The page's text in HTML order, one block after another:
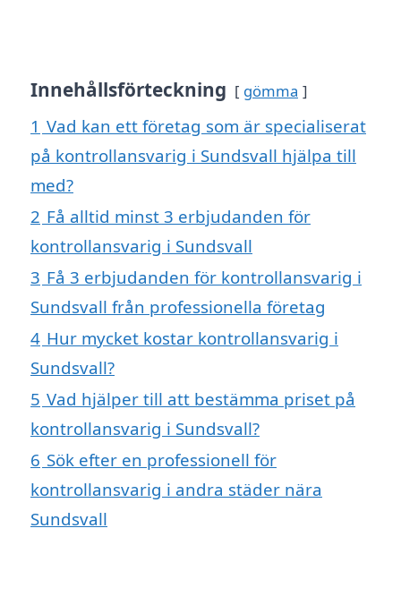
Innehållsförteckning gömma
1 Vad kan ett företag som är specialiserat
på kontrollansvarig i Sundsvall hjälpa till
med?
2 Få alltid minst 3 erbjudanden för
kontrollansvarig i Sundsvall
3 Få 3 erbjudanden för kontrollansvarig i
Sundsvall från professionella företag
4 Hur mycket kostar kontrollansvarig i
Sundsvall?
5 Vad hjälper till att bestämma priset på
kontrollansvarig i Sundsvall?
6 Sök efter en professionell för
kontrollansvarig i andra städer nära
Sundsvall